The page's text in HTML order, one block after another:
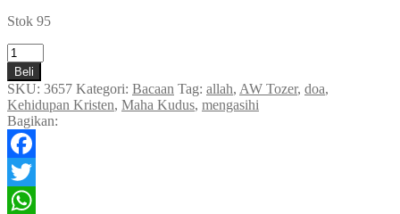
Stok 95
Kuantitas
Mengasihi
Yang
Maha
Kudus
Beli
SKU: 3657 Kategori: Bacaan Tag: allah, AW Tozer, doa,
Kehidupan Kristen, Maha Kudus, mengasihi
Bagikan:
Facebook
Twitter